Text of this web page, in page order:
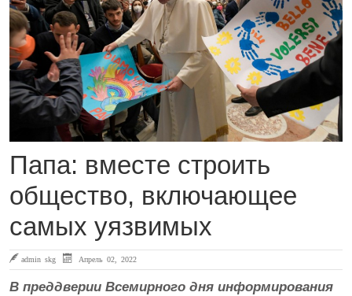
Папа: вместе строить
общество, включающее
самых уязвимых
admin skg Апрель 02, 2022
В преддверии Всемирного дня информирования